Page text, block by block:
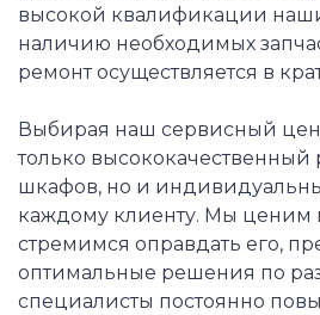
высокой квалификации
наличию необходимых
ремонт осуществляется в
Выбирая наш сервисный
только высококачественный
шкафов, но и
каждому клиенту. Мы ценим
стремимся оправдать его,
оптимальные решения по
специалисты постоянно